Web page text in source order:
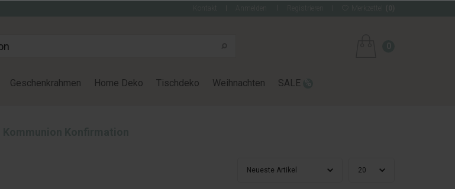
Geschenkrahmen Home Deko Tischdeko Weihnachten SALE